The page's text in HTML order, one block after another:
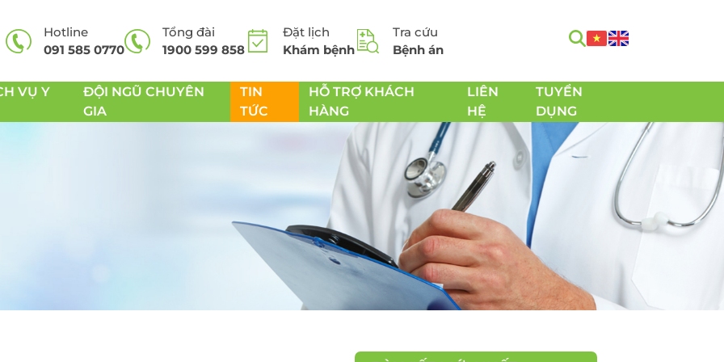
Hotline
091 585 0770
Tổng đài
1900 599 858
Đặt lịch
Khám bệnh
Tra cứu
Bệnh án
VỤ Y
thư dạ
Dịch vụ phẫu thuật cắt
Dịch vụ xét nghiệm
sàng lọc trước sinh
NIPT
Thai sản trọn gói
Khám phụ khoa - Chăm
sóc sức khỏe sinh sản
Tầm soát Ung thư toàn
diện
Tầm soát Ung thư tiêu
hóa
Tầm soát Ung thư
tuyến giáp
Tầm soát Ung thư Phổi
ĐỘI NGŨ CHUYÊN
GIA
TIN
TỨC
HỖ TRỢ KHÁCH
HÀNG
LIÊN
HỆ
TUYỂN
DỤNG